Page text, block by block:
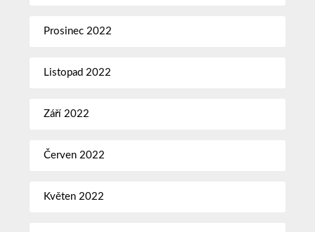
Prosinec 2022
Listopad 2022
Září 2022
Červen 2022
Květen 2022